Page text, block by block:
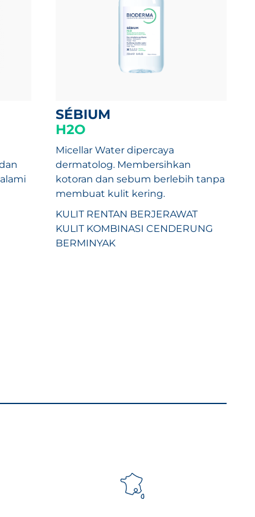
SÉBIUM
H2O
Micellar Water dipercaya
dermatolog. Membersihkan
kotoran dan sebum berlebih tanpa
membuat kulit kering.
KULIT RENTAN BERJERAWAT
KULIT KOMBINASI CENDERUNG
BERMINYAK